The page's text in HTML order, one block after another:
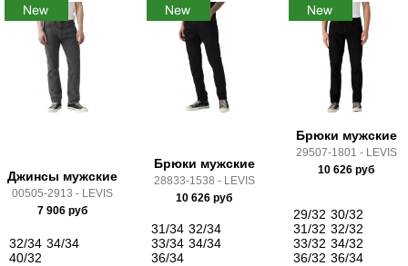
Джинсы мужские
00505-2913 - LEVIS
7 906руб
32/34 34/34
40/32
Брюки мужские
28833-1538 - LEVIS
10 626 руб
31/34 32/34
33/34 34/34
36/34
Брюки мужские
29507-1801 - LEVIS
10 626 руб
29/32 30/32
31/32 32/32
33/32 34/32
36/32 36/34